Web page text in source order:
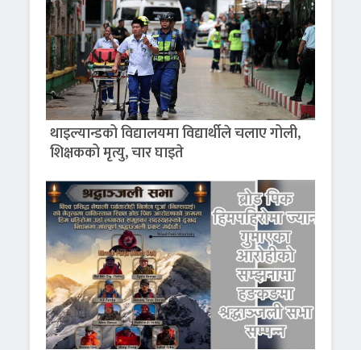
थाइल्यान्डको विद्यालयमा विद्यार्थीले चलाए गोली,
शिक्षकको मृत्यु, चार घाइते